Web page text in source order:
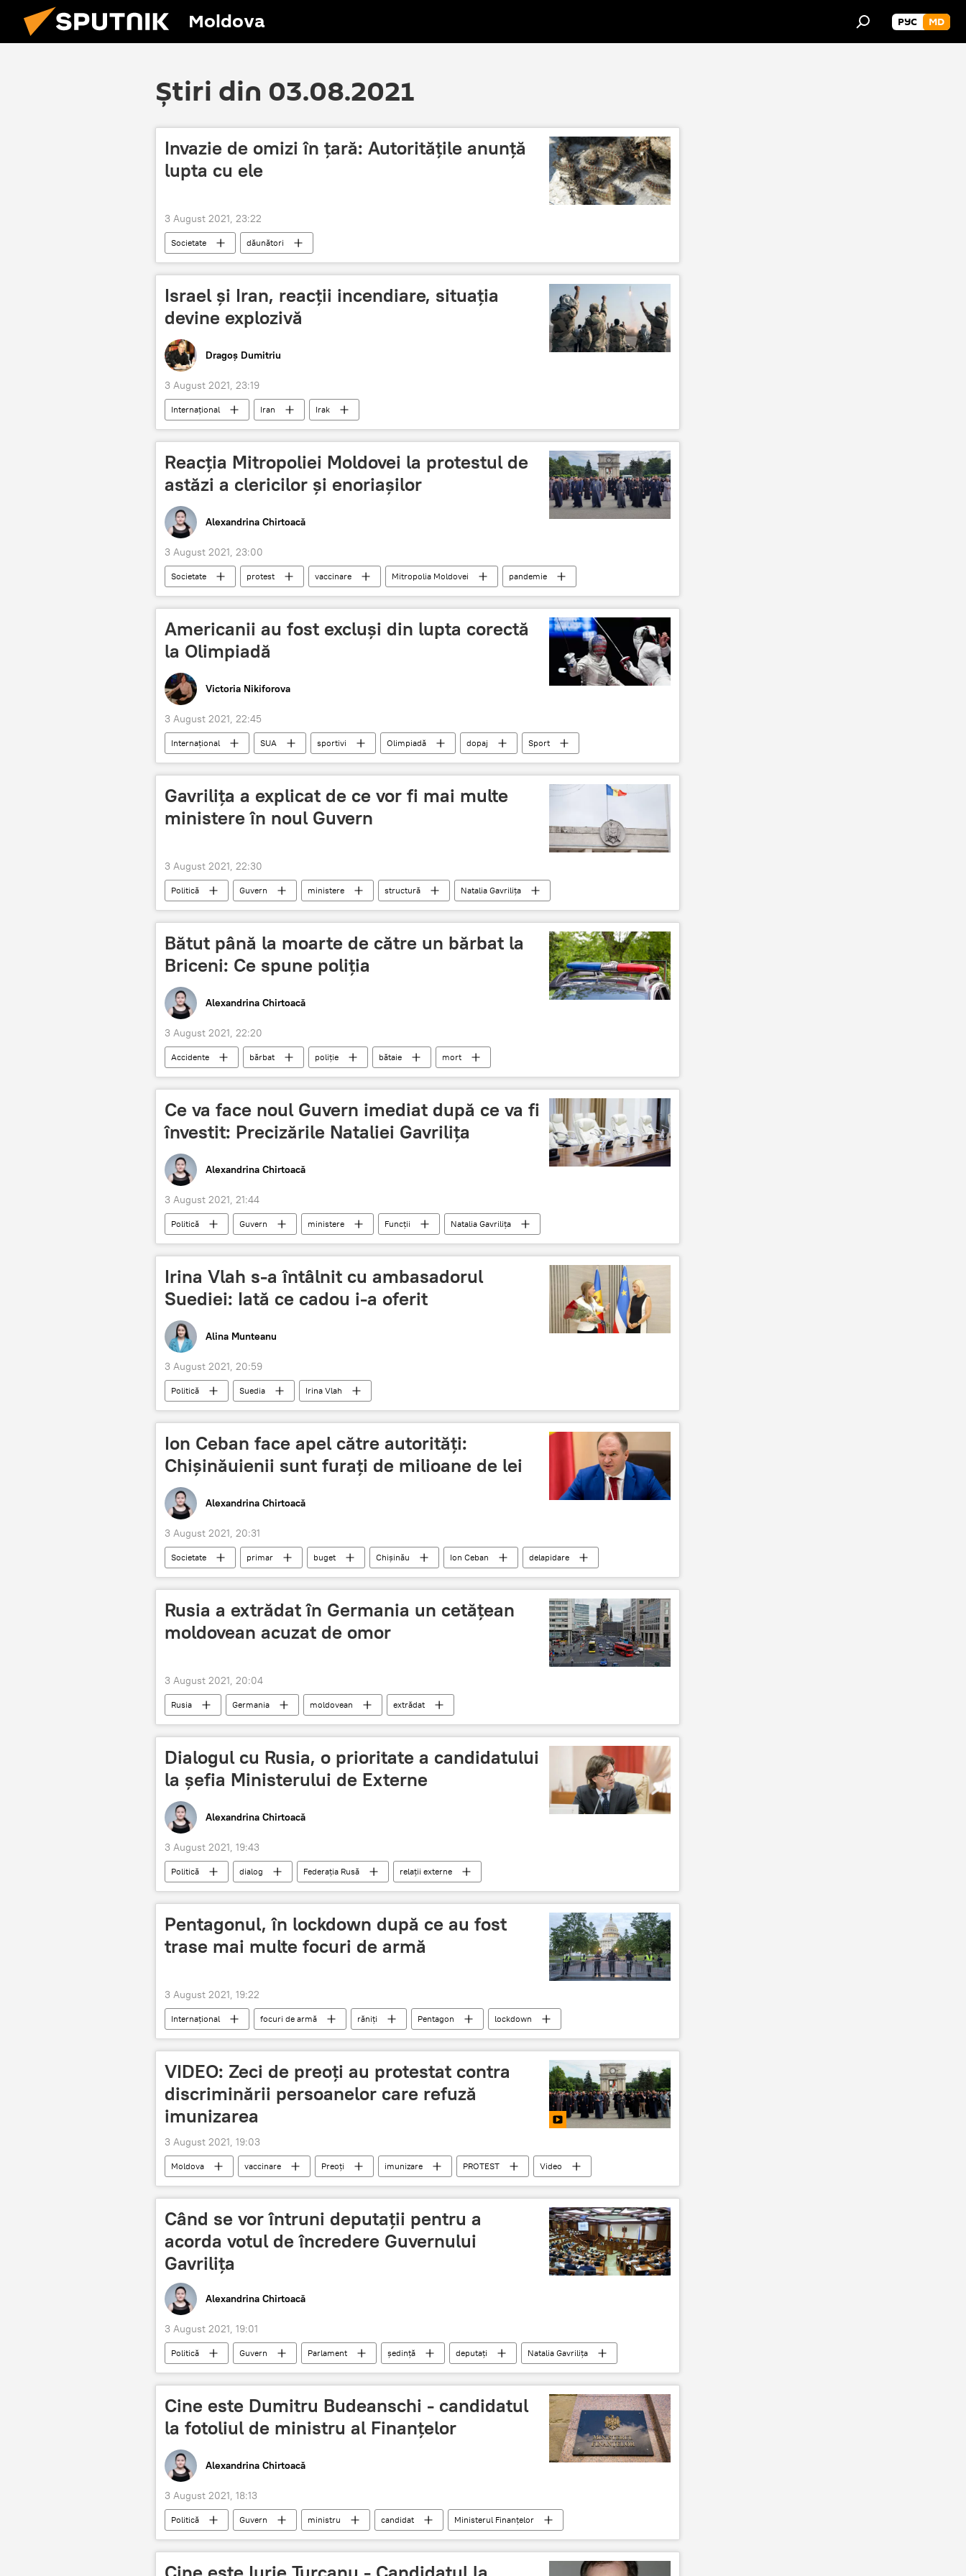
Moldova РУС MD
Știri din 03.08.2021
Invazie de omizi în țară: Autoritățile anunță
lupta cu ele
3 August 2021, 23:22
Societate dăunători
Israel și Iran, reacții incendiare, situația
devine explozivă
Dragoș Dumitriu
3 August 2021, 23:19
Internațional Iran Irak
Reacția Mitropoliei Moldovei la protestul de
astăzi a clericilor și enoriașilor
Alexandrina Chirtoacă
3 August 2021, 23:00
Societate protest vaccinare Mitropolia Moldovei
pandemie
călugări
COVID-19
Americanii au fost excluși din lupta corectă
la Olimpiadă
Victoria Nikiforova
3 August 2021, 22:45
Internațional SUA sportivi Olimpiadă dopaj Sport
Gavrilița a explicat de ce vor fi mai multe
ministere în noul Guvern
3 August 2021, 22:30
Politică Guvern ministere structură Natalia Gavrilița
Bătut până la moarte de către un bărbat la
Briceni: Ce spune poliția
Alexandrina Chirtoacă
3 August 2021, 22:20
Accidente bărbat poliție bătaie mort
Ce va face noul Guvern imediat după ce va fi
învestit: Precizările Nataliei Gavrilița
Alexandrina Chirtoacă
3 August 2021, 21:44
Politică Guvern ministere Funcții Natalia Gavrilița
Irina Vlah s-a întâlnit cu ambasadorul
Suediei: Iată ce cadou i-a oferit
Alina Munteanu
3 August 2021, 20:59
Politică Suedia Irina Vlah
Ion Ceban face apel către autorități:
Chișinăuienii sunt furați de milioane de lei
Alexandrina Chirtoacă
3 August 2021, 20:31
Societate primar buget Chișinău Ion Ceban delapidare
Rusia a extrădat în Germania un cetățean
moldovean acuzat de omor
3 August 2021, 20:04
Rusia Germania moldovean extrădat
Dialogul cu Rusia, o prioritate a candidatului
la șefia Ministerului de Externe
Alexandrina Chirtoacă
3 August 2021, 19:43
Politică dialog Federația Rusă
relații externe
Ministerul Afacerilor Externe și Integrării Europene (MAEIE)
Pentagonul, în lockdown după ce au fost
trase mai multe focuri de armă
3 August 2021, 19:22
Internațional focuri de armă răniți Pentagon lockdown
VIDEO: Zeci de preoți au protestat contra
discriminării persoanelor care refuză
imunizarea
3 August 2021, 19:03
Moldova vaccinare Preoți imunizare PROTEST
Video
coronavirus
Când se vor întruni deputații pentru a
acorda votul de încredere Guvernului
Gavrilița
Alexandrina Chirtoacă
3 August 2021, 19:01
Politică Guvern Parlament ședință deputați Natalia Gavrilița
Cine este Dumitru Budeanschi - candidatul
la fotoliul de ministru al Finanțelor
Alexandrina Chirtoacă
3 August 2021, 18:13
Politică Guvern ministru candidat Ministerul Finanțelor